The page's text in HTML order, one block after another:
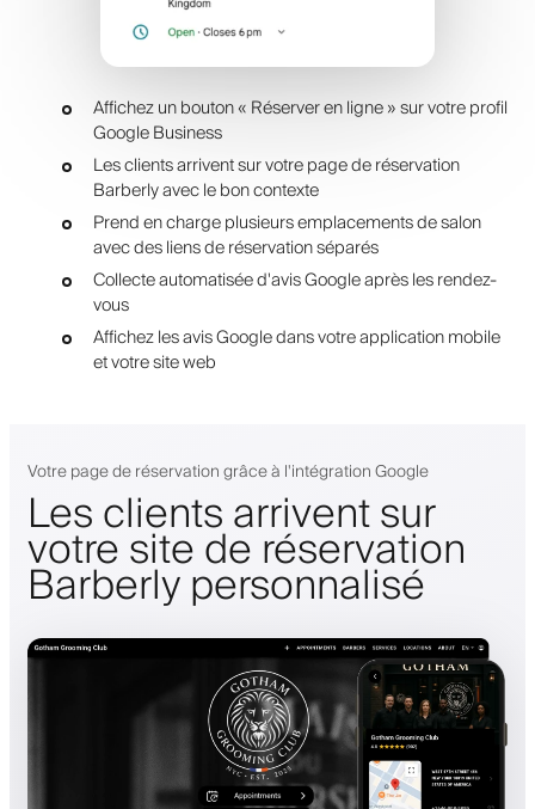
Affichez un bouton « Réserver en ligne » sur votre profil
Google Business
Les clients arrivent sur votre page de réservation
Barberly avec le bon contexte
Prend en charge plusieurs emplacements de salon
avec des liens de réservation séparés
Collecte automatisée d'avis Google après les rendez-
vous
Affichez les avis Google dans votre application mobile
et votre site web
Votre page de réservation grâce à l'intégration Google
Les clients arrivent sur
votre site de réservation
Barberly personnalisé